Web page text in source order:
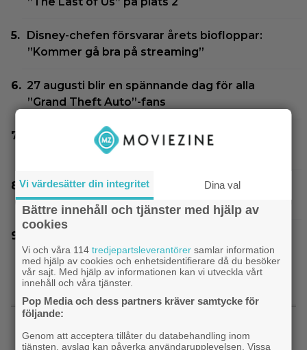
Disney-chefen försvarar årets biofloppar:
”Kommer gå bra på streaming”
27 augusti blir en spännande dag för alla
”Grand Theft Auto”-fans
Ett nytt mysterium på 8 avsnitt gör succé på
Prime Video just nu
På tv ikväll: Det här kan vara Kjell Bergqvists
mest sågade film
nya Lego-setet
SENASTE NYTT
DC|Tidernas 30 bästa superhjältefilmer listade
Vi värdesätter din integritet Dina val
Bättre innehåll och tjänster med hjälp av
cookies
Vi och våra 114tredjepartsleverantörer samlar information
med hjälp av cookies och enhetsidentifierare då du besöker
vår sajt. Med hjälp av informationen kan vi utveckla vårt
innehåll och våra tjänster.
Pop Media och dess partners kräver samtycke för
följande:
Genom att acceptera tillåter du databehandling inom
tjänsten, avslag kan påverka användarupplevelsen. Vissa